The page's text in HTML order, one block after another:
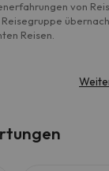
von
Reisen.